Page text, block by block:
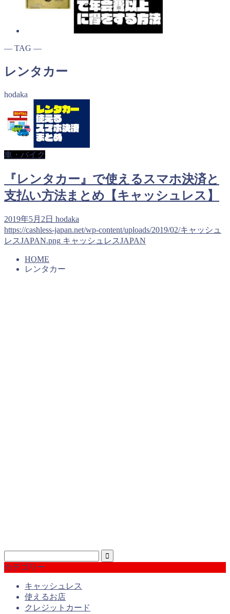
― TAG ―
レンタカー
hodaka
車・バイク
『レンタカー』で使えるスマホ決済と
支払い方法まとめ【キャッシュレス】
2019年5月2日 hodaka
https://cashless-japan.net/wp-content/uploads/2019/02/キャッシュ
レスJAPAN.png キャッシュレスJAPAN
HOME
レンタカー
カテゴリー
キャッシュレス
使えるお店
クレジットカード